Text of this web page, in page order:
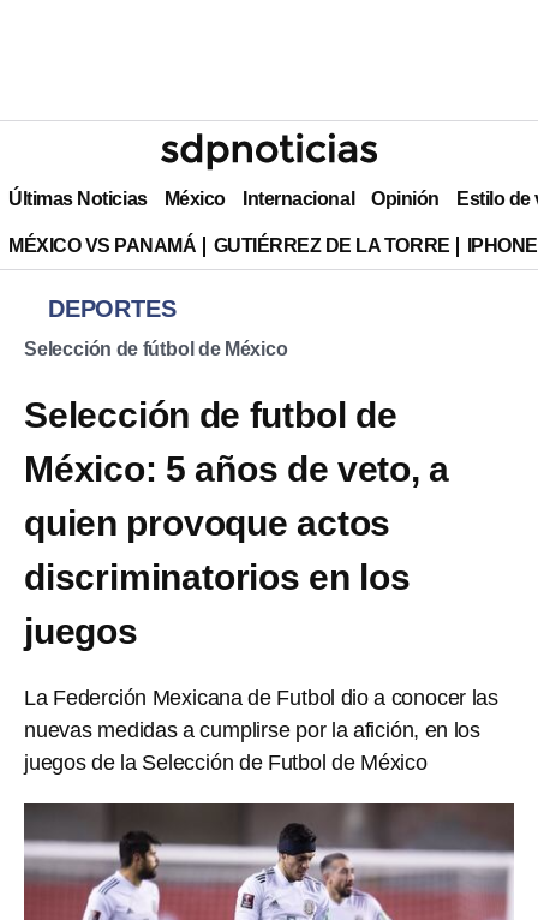
Últimas Noticias México Internacional Opinión Estilo de
MÉXICO VS PANAMÁ GUTIÉRREZ DE LA TORRE
DEPORTES
Selección de fútbol de México
Selección de futbol de
México: 5 años de veto, a
quien provoque actos
discriminatorios en los
juegos
La Federción Mexicana de Futbol dio a conocer las
nuevas medidas a cumplirse por la afición, en los
juegos de la Selección de Futbol de México